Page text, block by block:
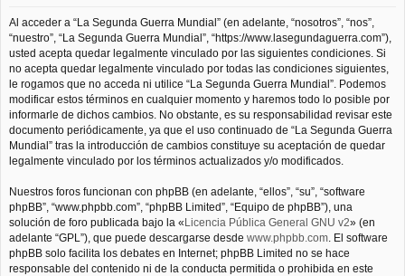
Al acceder a “La Segunda Guerra Mundial” (en adelante, “nosotros”, “nos”,
“nuestro”, “La Segunda Guerra Mundial”, “https://www.lasegundaguerra.com”),
usted acepta quedar legalmente vinculado por las siguientes condiciones. Si
no acepta quedar legalmente vinculado por todas las condiciones siguientes,
le rogamos que no acceda ni utilice “La Segunda Guerra Mundial”. Podemos
modificar estos términos en cualquier momento y haremos todo lo posible por
informarle de dichos cambios. No obstante, es su responsabilidad revisar este
documento periódicamente, ya que el uso continuado de “La Segunda Guerra
Mundial” tras la introducción de cambios constituye su aceptación de quedar
legalmente vinculado por los términos actualizados y/o modificados.
Nuestros foros funcionan con phpBB (en adelante, “ellos”, “su”, “software
phpBB”, “www.phpbb.com”, “phpBB Limited”, “Equipo de phpBB”), una
solución de foro publicada bajo la «Licencia Pública General GNU v2» (en
adelante “GPL”), que puede descargarse desde www.phpbb.com. El software
phpBB solo facilita los debates en Internet; phpBB Limited no se hace
responsable del contenido ni de la conducta permitida o prohibida en este